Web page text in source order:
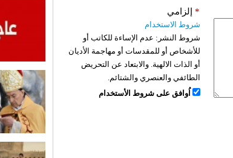
إلزامي *
شروط الاستخدام
شروط النشر: عدم الإساءة للكاتب أو
للأشخاص أو للمقدسات أو مهاجمة الأديان
أو الذات الالهية. والابتعاد عن التحريض
الطائفي والعنصري والشتائم.
اُوافق على شروط الأستخدام